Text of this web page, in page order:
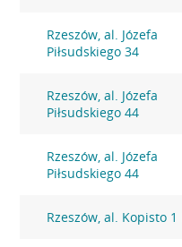
Rzeszów, al. Józefa
Piłsudskiego 34
Rzeszów, al. Józefa
Piłsudskiego 44
Rzeszów, al. Józefa
Piłsudskiego 44
Rzeszów, al. Kopisto 1